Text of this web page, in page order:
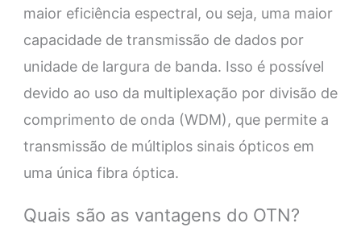
maior eficiência espectral, ou seja, uma maior
capacidade de transmissão de dados por
unidade de largura de banda. Isso é possível
devido ao uso da multiplexação por divisão de
comprimento de onda (WDM), que permite a
transmissão de múltiplos sinais ópticos em
uma única fibra óptica.
Quais são as vantagens do OTN?